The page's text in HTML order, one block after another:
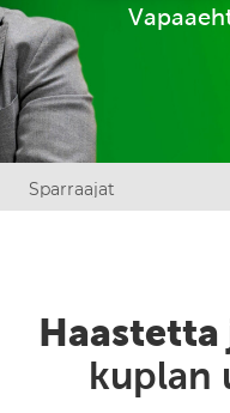
Sparraajat
kuplan